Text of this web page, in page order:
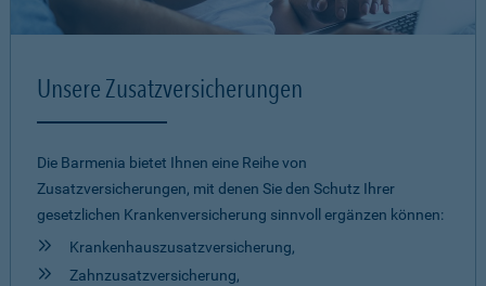
Unsere Zusatzversicherungen
Die Barmenia bietet Ihnen eine Reihe von
Zusatzversicherungen, mit denen Sie den Schutz Ihrer
gesetzlichen Krankenversicherung sinnvoll ergänzen können:
Krankenhauszusatzversicherung,
Zahnzusatzversicherung,